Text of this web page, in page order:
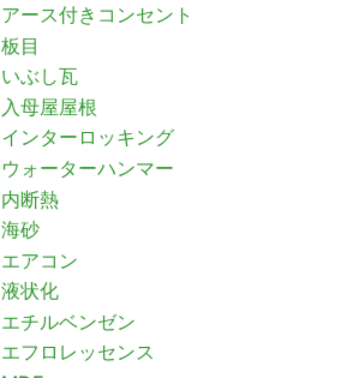
アース付きコンセント
板目
いぶし瓦
入母屋屋根
インターロッキング
ウォーターハンマー
内断熱
海砂
エアコン
液状化
エチルベンゼン
エフロレッセンス